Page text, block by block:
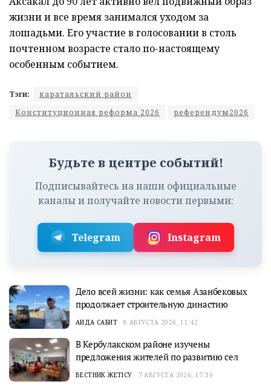
жизни и все время занимался уходом за
лошадьми. Его участие в голосовании в столь
почтенном возрасте стало по-настоящему
особенным событием.
Тэги:
каратальский район
Конституционная реформа 2026
референдум2026
Будьте в центре событий!
Подписывайтесь на наши официальные
каналы и получайте новости первыми:
Telegram Instagram
Дело всей жизни: как семья Азанбековых
продолжает строительную династию
АИДА САБИТ 8 АВГУСТА 2026, 11:42
В Кербулакском районе изучены
предложения жителей по развитию сел
ВЕСТНИК ЖЕТІСУ 7 АВГУСТА 2026, 17:36